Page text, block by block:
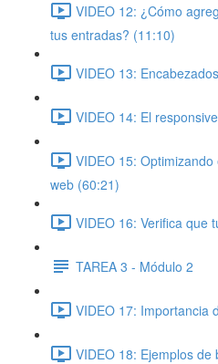
VIDEO 12: ¿Cómo
tus entradas? (11:10)
VIDEO 13:
VIDEO 14: El
VIDEO 15:
web (60:21)
VIDEO 16: Verifica que
TAREA 3 - Módulo 2
VIDEO 17: Importancia
VIDEO 18: Ejemplos